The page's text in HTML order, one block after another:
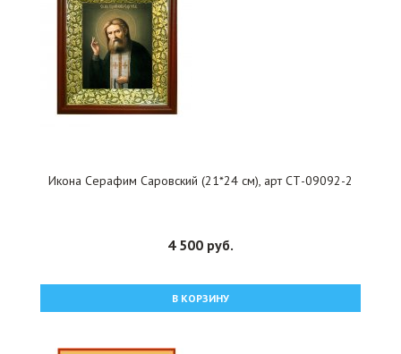
Икона Серафим Саровский (21*24 см), арт СТ-09092-2
4 500 руб.
В КОРЗИНУ